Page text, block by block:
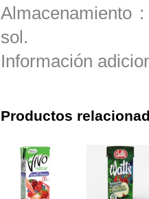
Almacenamiento
sol.
Información
Productos